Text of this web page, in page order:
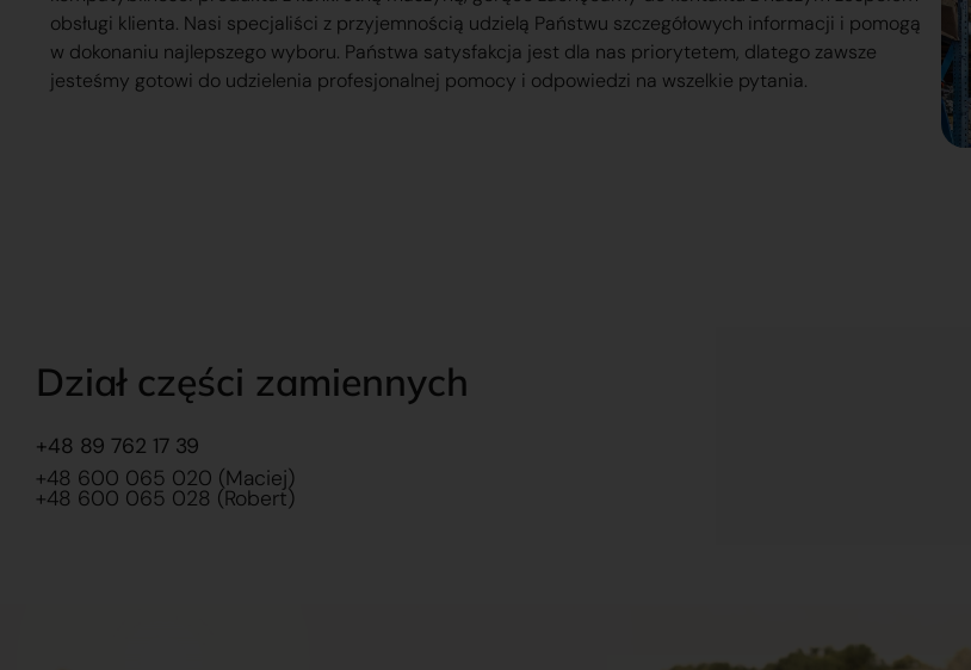
obsługi klienta. Nasi specjaliści z przyjemnością udzielą Państwu szczegółowych informacji i pomogą
w dokonaniu najlepszego wyboru. Państwa satysfakcja jest dla nas priorytetem, dlatego zawsze
jesteśmy gotowi do udzielenia profesjonalnej pomocy i odpowiedzi na wszelkie pytania.
Dział części zamiennych
+48 89 762 17 39
+48 600 065 020 (Maciej)
+48 600 065 028 (Robert)